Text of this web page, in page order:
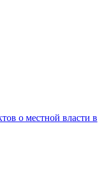
о местной власти в